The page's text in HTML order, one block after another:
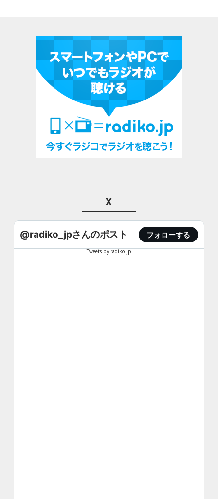
X
@radiko_jpさんのポスト フォローする
Tweets by radiko_jp